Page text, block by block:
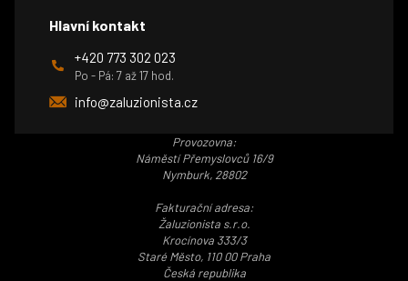
Hlavní kontakt
+420 773 302 023
Po - Pá: 7 až 17 hod.
info@zaluzionista.cz
Provozovna:
Náměstí Přemyslovců 16/9
Nymburk, 28802
Fakturační adresa:
Žaluzionista s.r.o.
Krocínova 333/3
Staré Město, 110 00 Praha
Česká republika